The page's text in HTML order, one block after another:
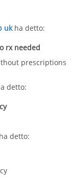
uk ha detto:
rx needed
prescriptions
detto:
ha detto: